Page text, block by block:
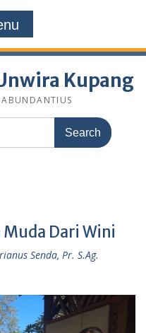
Resmi Fakultas Filsafat
Kupang
Dari Wini
Senda, Pr. S.Ag.